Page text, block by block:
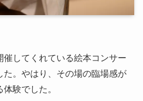
催してくれている絵本コンサー
た。やはり、その場の臨場感が
験でした。